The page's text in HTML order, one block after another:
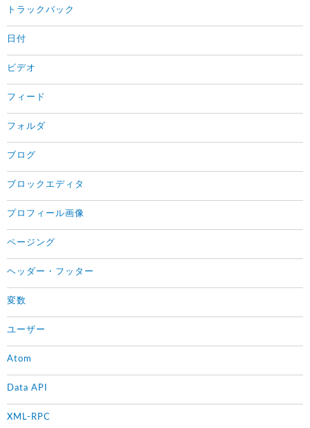
トラックバック
日付
ビデオ
フィード
フォルダ
ブログ
ブロックエディタ
プロフィール画像
ページング
ヘッダー・フッター
変数
ユーザー
Atom
Data API
XML-RPC